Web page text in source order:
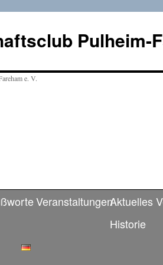
Pulheim-
VeranstaltungenAktuelles
Historie